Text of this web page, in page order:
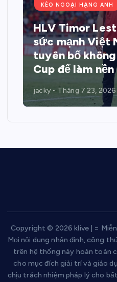
KÈO NGOẠI HẠNG ANH
HLV Timor
sức mạnh Việt
tuyên bố không
Cup để làm nền
jacky Tháng 7 23, 2026
Copyright © 2026 klive | =
Mọi nội dung nhận định, công
trên hệ thống này hoàn toàn
cho mục đích giải trí và giáo
chịu trách nhiệm pháp lý cho